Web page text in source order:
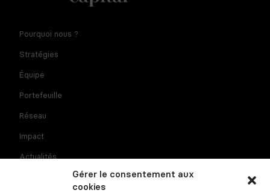
Gérer le consentement aux
cookies
Notre newsletter est réservée aux dirigeants et
adresse e-mail vous consentez à recevoir la newsletter par
données à caractère personnel et sur vos droits, consultez
Pourquoi nous ?
Stratégies
Équipe
Portefeuille
Réseau
Impact
Actualités